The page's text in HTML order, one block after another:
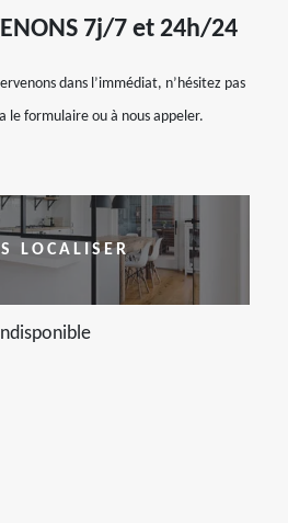
7j/7 et 24h/24
dans l’immédiat, n’hésitez pas
le formulaire ou à nous appeler.
LOCALISER